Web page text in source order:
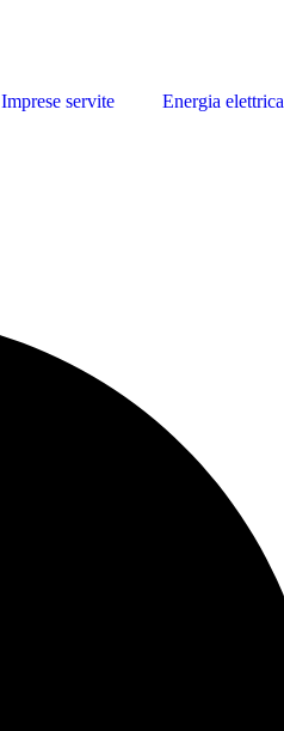
Imprese servite Energia elettrica